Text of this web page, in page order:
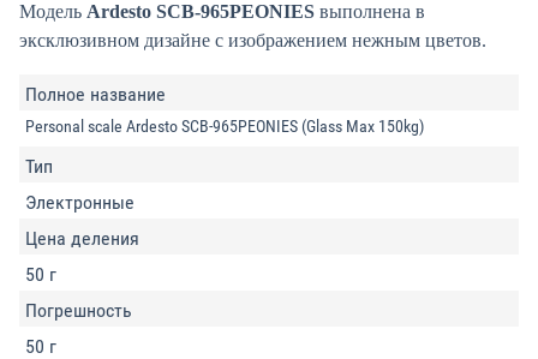
Модель Ardesto SCB-965PEONIES выполнена в
эксклюзивном дизайне с изображением нежным цветов.
Полное название
Personal scale Ardesto SCB-965PEONIES (Glass Max 150kg)
Тип
Электронные
Цена деления
50 г
Погрешность
50 г